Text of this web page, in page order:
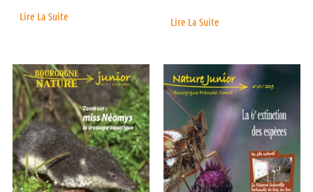
Lire La Suite Lire La Suite